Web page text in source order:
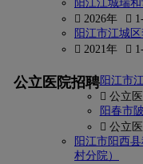
阳江江城瑞
 2026年

阳江市江城
 2021年

公立医院招聘阳江市
 公立
阳春市
 公立
阳江市阳西
村分院）